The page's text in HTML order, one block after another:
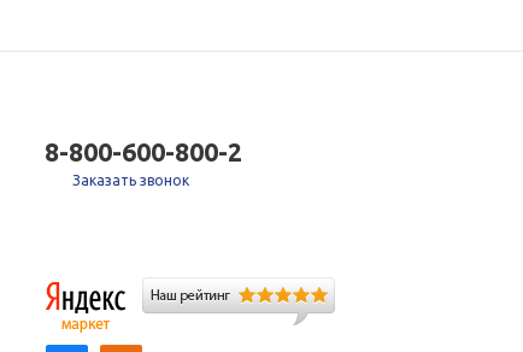
8-800-600-800-2
Заказать звонок